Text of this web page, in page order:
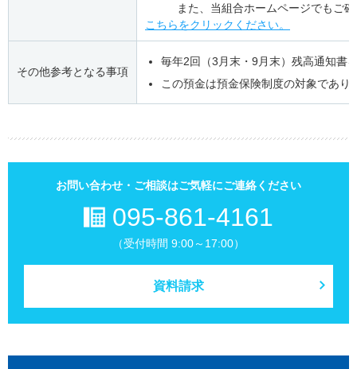
また、当組合ホームページでもご
こちらをクリックください。
その他参考となる事項
毎年2回（3月末・9月末）残高通知書
この預金は預金保険制度の対象であ
お問い合わせ・ご相談はご気軽にご連絡ください
095-861-4161
（受付時間 9:00～17:00）
資料請求